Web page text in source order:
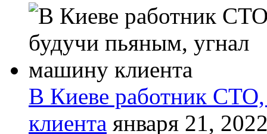
В Киеве работник
клиента января 21,